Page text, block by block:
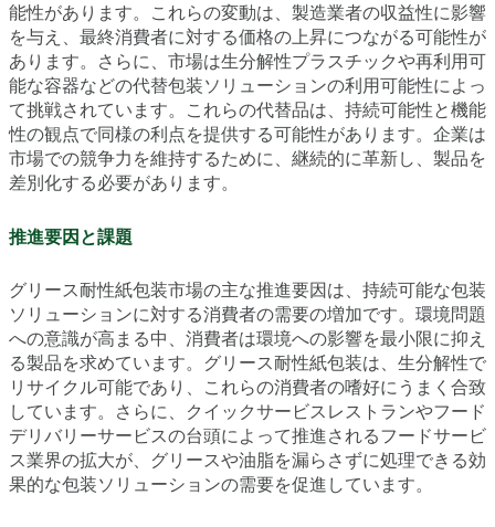
能性があります。これらの変動は、製造業者の収益性に影響
を与え、最終消費者に対する価格の上昇につながる可能性が
あります。さらに、市場は生分解性プラスチックや再利用可
能な容器などの代替包装ソリューションの利用可能性によっ
て挑戦されています。これらの代替品は、持続可能性と機能
性の観点で同様の利点を提供する可能性があります。企業は
市場での競争力を維持するために、継続的に革新し、製品を
差別化する必要があります。
推進要因と課題
グリース耐性紙包装市場の主な推進要因は、持続可能な包装
ソリューションに対する消費者の需要の増加です。環境問題
への意識が高まる中、消費者は環境への影響を最小限に抑え
る製品を求めています。グリース耐性紙包装は、生分解性で
リサイクル可能であり、これらの消費者の嗜好にうまく合致
しています。さらに、クイックサービスレストランやフード
デリバリーサービスの台頭によって推進されるフードサービ
ス業界の拡大が、グリースや油脂を漏らさずに処理できる効
果的な包装ソリューションの需要を促進しています。